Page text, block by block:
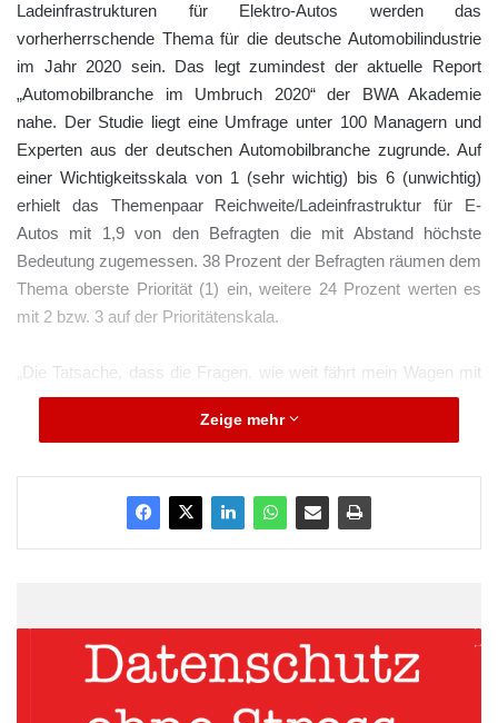
Ladeinfrastrukturen für Elektro-Autos werden das
vorherherrschende Thema für die deutsche Automobilindustrie
im Jahr 2020 sein. Das legt zumindest der aktuelle Report
„Automobilbranche im Umbruch 2020“ der BWA Akademie
nahe. Der Studie liegt eine Umfrage unter 100 Managern und
Experten aus der deutschen Automobilbranche zugrunde. Auf
einer Wichtigkeitsskala von 1 (sehr wichtig) bis 6 (unwichtig)
erhielt das Themenpaar Reichweite/Ladeinfrastruktur für E-
Autos mit 1,9 von den Befragten die mit Abstand höchste
Bedeutung zugemessen. 38 Prozent der Befragten räumen dem
Thema oberste Priorität (1) ein, weitere 24 Prozent werten es
mit 2 bzw. 3 auf der Prioritätenskala.
„Die Tatsache, dass die Fragen, wie weit fährt mein Wagen mit
einer Batterieladung und wo kann ich am schnellsten laden an
erster Stelle stehen, ist ein klarer Indikator dafür, dass sich die
analysiert Studienleiter Harald Müller, Geschäftsführer der BWA
Akademie. Er stellt fest: „Es geht nicht mehr an erster Stelle
und drohende Fahrverbote den zweiten Platz mit einer
Wichtigkeitseinstufung von 2,4. Der generelle Trend zur E-
Mobilität liegt mit 2,5 an dritter Stelle, gleichauf mit den
Zeige mehr